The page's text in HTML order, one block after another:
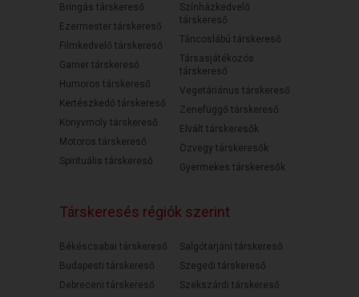
Bringás társkereső
Ezermester társkereső
Filmkedvelő társkereső
Gamer társkereső
Humoros társkereső
Kertészkedő társkereső
Könyvmoly társkereső
Motoros társkereső
Spirituális társkereső
Színházkedvelő
társkereső
Táncoslábú társkereső
Társasjátékozós
társkereső
Vegetáriánus társkereső
Zenefüggő társkereső
Elvált társkeresők
Özvegy társkeresők
Gyermekes társkeresők
Társkeresés régiók szerint
Békéscsabai társkereső
Budapesti társkereső
Debreceni társkereső
Salgótarjáni társkereső
Szegedi társkereső
Szekszárdi társkereső